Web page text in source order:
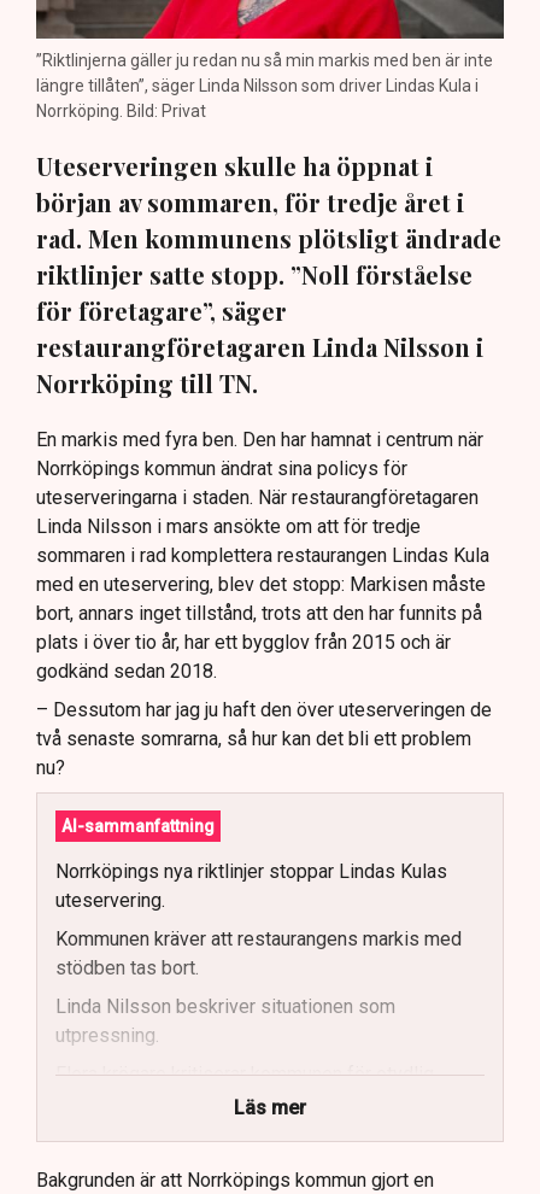
”Riktlinjerna gäller ju redan nu så min markis med ben är inte
längre tillåten”, säger Linda Nilsson som driver Lindas Kula i
Norrköping. Bild: Privat
Uteserveringen skulle ha öppnat i
början av sommaren, för tredje året i
rad. Men kommunens plötsligt ändrade
riktlinjer satte stopp. ”Noll förståelse
för företagare”, säger
restaurangföretagaren Linda Nilsson i
Norrköping till TN.
En markis med fyra ben. Den har hamnat i centrum när
Norrköpings kommun ändrat sina policys för
uteserveringarna i staden. När restaurangföretagaren
Linda Nilsson i mars ansökte om att för tredje
sommaren i rad komplettera restaurangen Lindas Kula
med en uteservering, blev det stopp: Markisen måste
bort, annars inget tillstånd, trots att den har funnits på
plats i över tio år, har ett bygglov från 2015 och är
godkänd sedan 2018.
– Dessutom har jag ju haft den över uteserveringen de
två senaste somrarna, så hur kan det bli ett problem
nu?
AI-sammanfattning
Norrköpings nya riktlinjer stoppar Lindas Kulas
uteservering.
Kommunen kräver att restaurangens markis med
stödben tas bort.
Linda Nilsson beskriver situationen som
utpressning.
Flera krögare kritiserar kommunen för otydlig
Kommunen vill skapa enhetliga regler för
uteserveringar.
Läs mer
Bakgrunden är att Norrköpings kommun gjort en